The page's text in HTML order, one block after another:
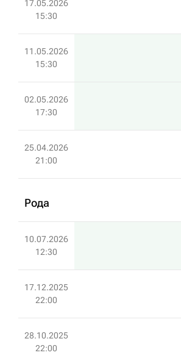
17.05.2026
15:30
11.05.2026
15:30
02.05.2026
17:30
25.04.2026
21:00
Рода
10.07.2026
12:30
17.12.2025
22:00
28.10.2025
22:00